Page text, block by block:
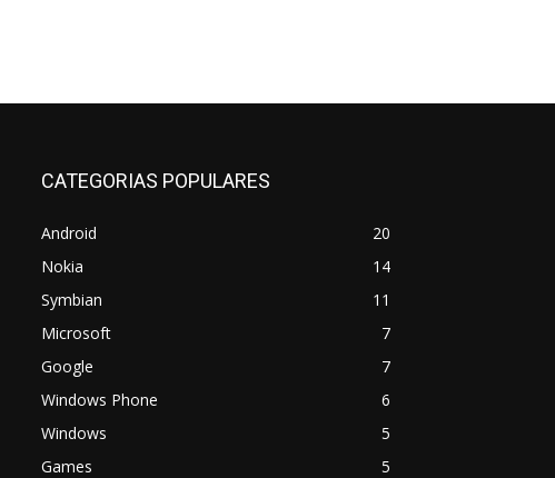
CATEGORIAS POPULARES
Android
20
Nokia
14
Symbian
11
Microsoft
7
Google
7
Windows Phone
6
Windows
5
Games
5